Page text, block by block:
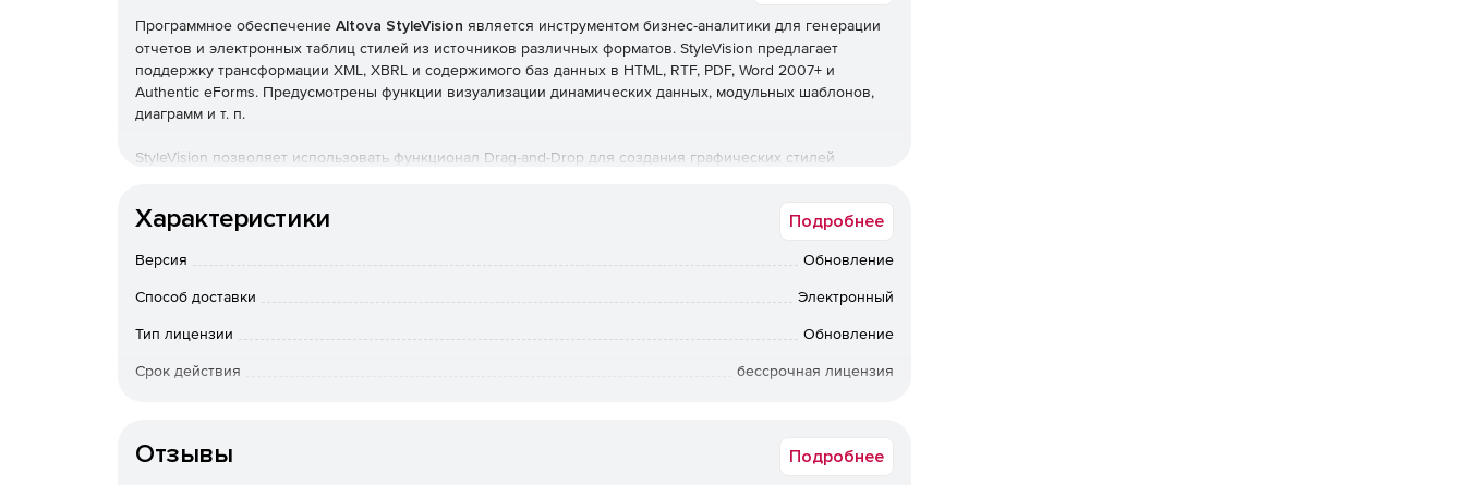
Программное обеспечение Altova StyleVision является инструментом бизнес-аналитики для генерации
отчетов и электронных таблиц стилей из источников различных форматов. StyleVision предлагает
поддержку трансформации XML, XBRL и содержимого баз данных в HTML, RTF, PDF, Word 2007+ и
Authentic eForms. Предусмотрены функции визуализации динамических данных, модульных шаблонов,
диаграмм и т. п.
StyleVision позволяет использовать функционал Drag-and-Drop для создания графических стилей
публикации. Программа StyleVision представлена версиями Basic, Professional и Enterprise.
Характеристики Altova StyleVision:
Рендер XBRL в HTML, RTF, PDF и Word 2007+.
Характеристики Подробнее
Версия Обновление
Способ доставки Электронный
Тип лицензии Обновление
Срок действия бессрочная лицензия
Отзывы Подробнее